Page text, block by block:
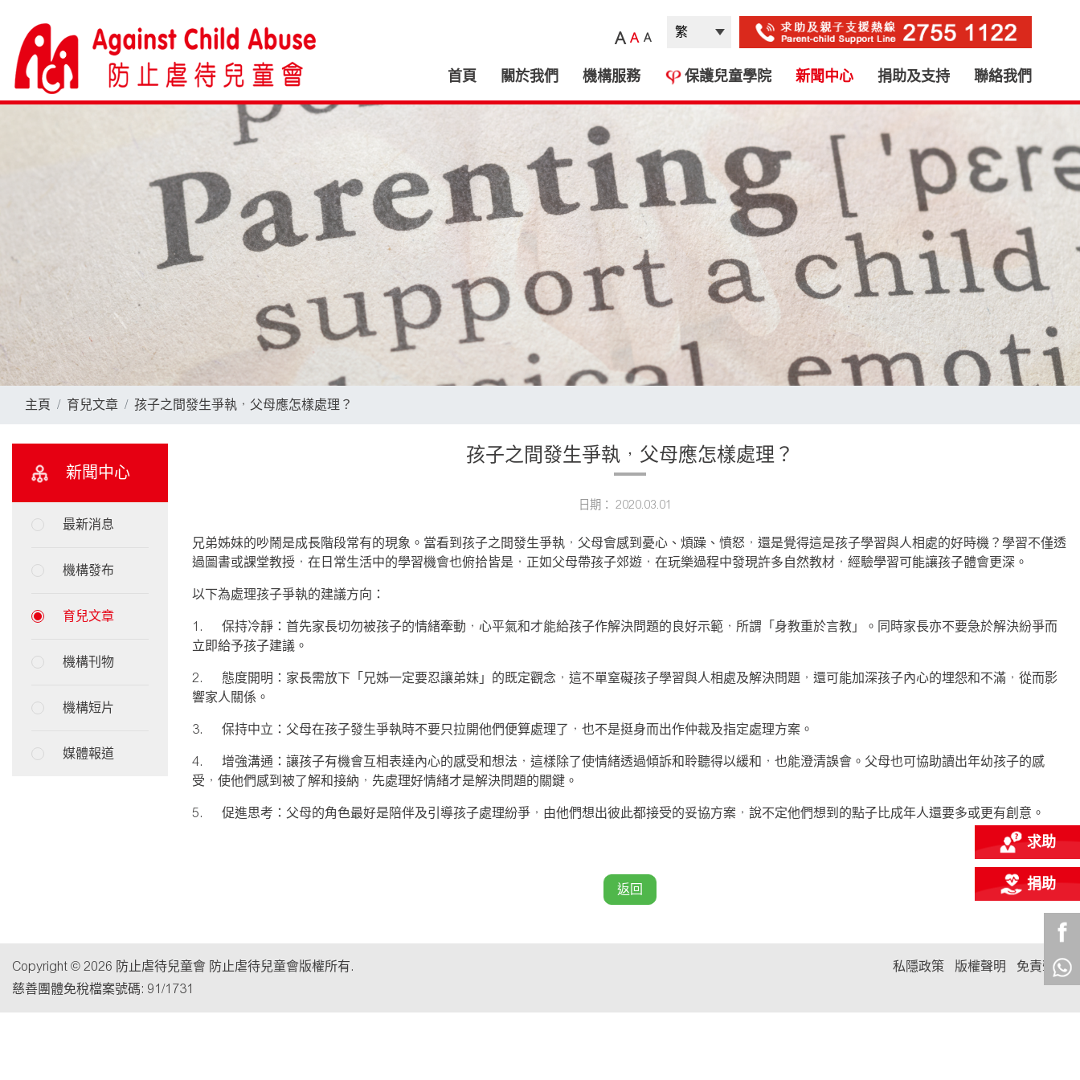
A A A
首頁 關於我們 機構服務 保護兒童學院 新聞中心 捐助及支持 聯絡我們
主頁 育兒文章 孩子之間發生爭執，父母應怎樣處理？
新聞中心
最新消息
機構發布
育兒文章
機構刊物
機構短片
媒體報道
孩子之間發生爭執，父母應怎樣處理？
日期： 2020.03.01
兄弟姊妹的吵鬧是成長階段常有的現象。當看到孩子之間發生爭執，父母會感到憂心、煩躁、憤怒，還是覺得這是孩子學習與人相處的好時機？學習不僅透
過圖書或課堂教授，在日常生活中的學習機會也俯拾皆是，正如父母帶孩子郊遊，在玩樂過程中發現許多自然教材，經驗學習可能讓孩子體會更深。
以下為處理孩子爭執的建議方向：
1. 保持冷靜：首先家長切勿被孩子的情緒牽動，心平氣和才能給孩子作解決問題的良好示範，所謂「身教重於言教」。同時家長亦不要急於解決紛爭而
立即給予孩子建議。
2. 態度開明：家長需放下「兄姊一定要忍讓弟妹」的既定觀念，這不單窒礙孩子學習與人相處及解決問題，還可能加深孩子內心的埋怨和不滿，從而影
響家人關係。
3. 保持中立：父母在孩子發生爭執時不要只拉開他們便算處理了，也不是挺身而出作仲裁及指定處理方案。
4. 增強溝通：讓孩子有機會互相表達內心的感受和想法，這樣除了使情緒透過傾訴和聆聽得以緩和，也能澄清誤會。父母也可協助讀出年幼孩子的感
受，使他們感到被了解和接納，先處理好情緒才是解決問題的關鍵。
5. 促進思考：父母的角色最好是陪伴及引導孩子處理紛爭，由他們想出彼此都接受的妥協方案，說不定他們想到的點子比成年人還要多或更有創意。
返回
Copyright © 2026 防止虐待兒童會 防止虐待兒童會版權所有.
慈善團體免稅檔案號碼: 91/1731
私隱政策 版權聲明 免責聲明
求助
捐助